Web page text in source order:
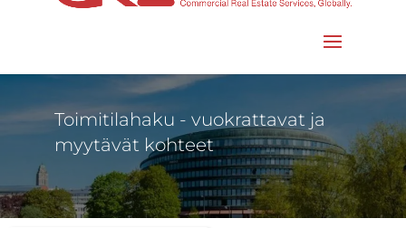
Toimitilahaku - vuokrattavat ja
myytävät kohteet